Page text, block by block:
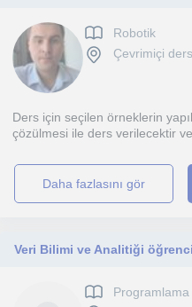
Robotik
Çevrimiçi
Ders için seçilen örneklerin
çözülmesi ile ders verilecektir ve
daha fazlasını gör
Programlama